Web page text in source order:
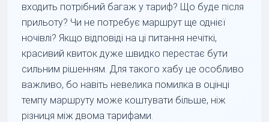
входить потрібний багаж у тариф? Що буде після
прильоту? Чи не потребує маршрут ще однієї
ночівлі? Якщо відповіді на ці питання нечіткі,
красивий квиток дуже швидко перестає бути
сильним рішенням. Для такого хабу це особливо
важливо, бо навіть невелика помилка в оцінці
темпу маршруту може коштувати більше, ніж
різниця між двома тарифами.